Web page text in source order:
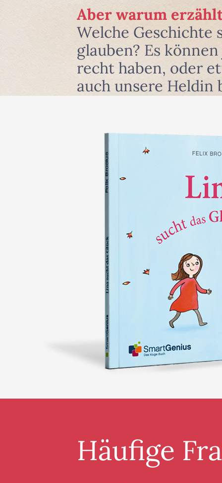
Aber warum
Welche Geschichte
glauben? Es
recht haben, oder
auch unsere Heldin
Häufige